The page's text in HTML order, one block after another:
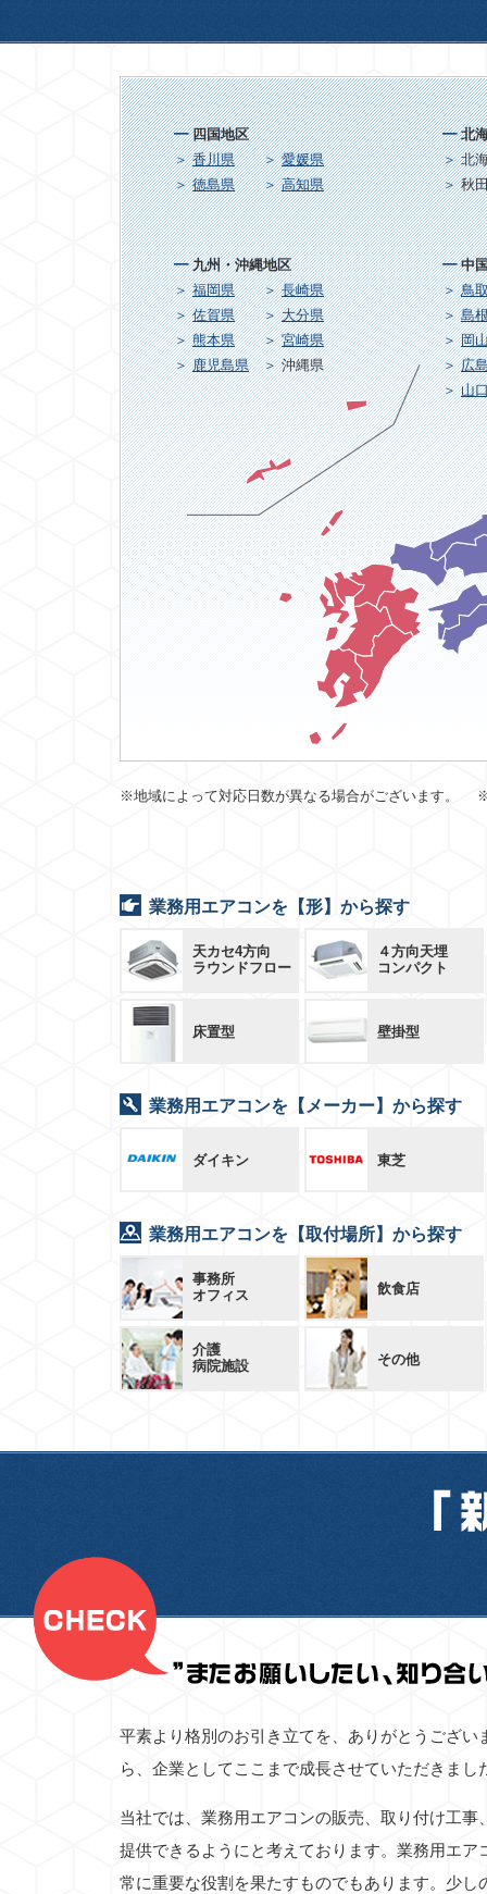
九州・沖縄地区
福岡県
長崎県
佐賀県
大分県
熊本県
宮崎県
鹿児島県
沖縄県
北
北
秋
中
鳥
島
岡
広
山
四国地区
香川県
愛媛県
徳島県
高知県
※地域によって対応日数が異なる場合がございます。
業務用エアコンを【形】から探す
天カセ4方向
ラウンドフロー
４方向天埋
コンパクト
床置型 壁掛型
業務用エアコンを【メーカー】から探す
ダイキン 東芝
業務用エアコンを【取付場所】から探す
事務所
オフィス
飲食店
介護
病院施設
その他
平素より格別のお引き立てを、ありがとうござ
ら、企業としてここまで成長させていただきまし
当社では、業務用エアコンの販売、取り付け工
提供できるようにと考えております。業務用エ
常に重要な役割を果たすものでもあります。少